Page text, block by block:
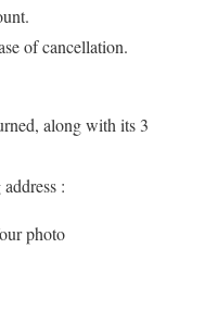
of cancellation.
along with its 3
:
photo